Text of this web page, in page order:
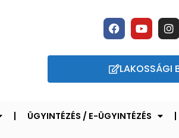
LAKOSSÁGI
ÜGYINTÉZÉS / E-ÜGYINTÉZÉS